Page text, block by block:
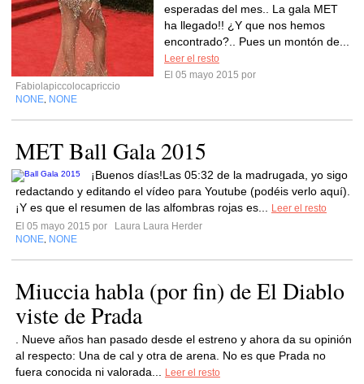
esperadas del mes.. La gala MET
ha llegado!! ¿Y que nos hemos
encontrado?.. Pues un montón de...
Leer el resto
El 05 mayo 2015 por
Fabiolapiccolocapriccio
NONE NONE
MET Ball Gala 2015
¡Buenos días!Las 05:32 de la madrugada, yo sigo
redactando y editando el vídeo para Youtube (podéis verlo aquí).
¡Y es que el resumen de las alfombras rojas es...
Leer el resto
El 05 mayo 2015 por
Laura Laura Herder
NONE NONE
Miuccia habla (por fin) de El Diablo
viste de Prada
. Nueve años han pasado desde el estreno y ahora da su opinión
al respecto: Una de cal y otra de arena. No es que Prada no
fuera conocida ni valorada...
Leer el resto